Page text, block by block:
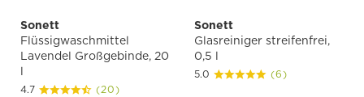
Sonett
Flüssigwaschmittel
Lavendel Großgebinde, 20
l
4.7 (20)
Sonett
Glasreiniger streifenfrei,
0,5 l
5.0 (6)